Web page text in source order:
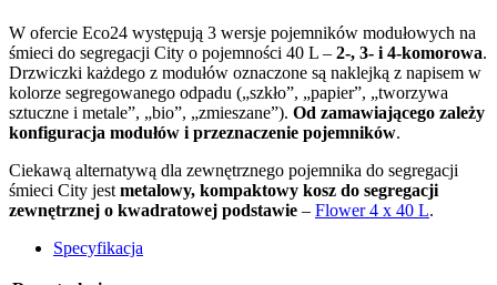
W ofercie Eco24 występują 3 wersje pojemników modułowych na
śmieci do segregacji City o pojemności 40 L – 2-, 3- i 4-komorowa.
Drzwiczki każdego z modułów oznaczone są naklejką z napisem w
kolorze segregowanego odpadu („szkło”, „papier”, „tworzywa
sztuczne i metale”, „bio”, „zmieszane”). Od zamawiającego zależy
konfiguracja modułów i przeznaczenie pojemników.
Ciekawą alternatywą dla zewnętrznego pojemnika do segregacji
śmieci City jest metalowy, kompaktowy kosz do segregacji
zewnętrznej o kwadratowej podstawie – Flower 4 x 40 L.
Specyfikacja